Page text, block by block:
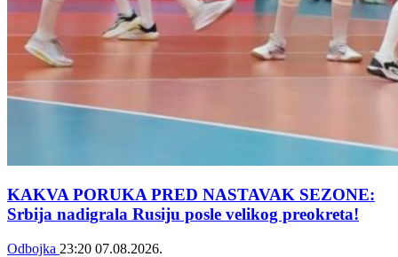
KAKVA PORUKA PRED NASTAVAK SEZONE:
Srbija nadigrala Rusiju posle velikog preokreta!
Odbojka 23:20 07.08.2026.